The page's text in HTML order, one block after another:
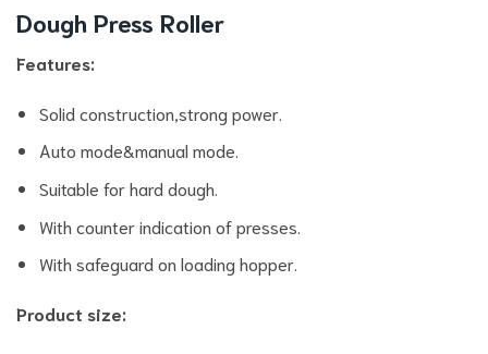
Dough Press Roller
Features:
Solid construction,strong power.
Auto mode&manual mode.
Suitable for hard dough.
With counter indication of presses.
With safeguard on loading hopper.
Product size: